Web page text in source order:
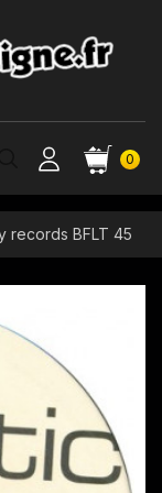
0
records BFLT 45